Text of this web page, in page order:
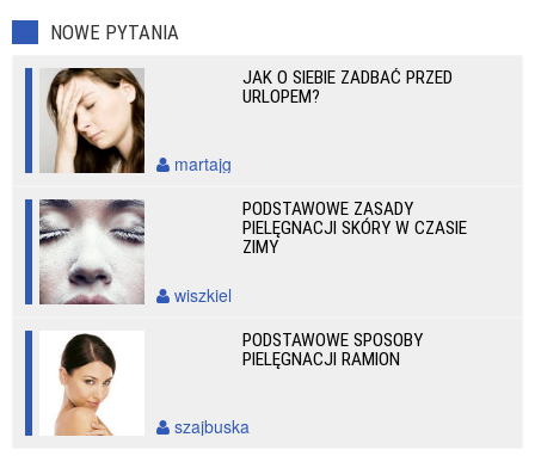
NOWE PYTANIA
JAK O SIEBIE ZADBAĆ PRZED
URLOPEM?
martajg
PODSTAWOWE ZASADY
PIELĘGNACJI SKÓRY W CZASIE
ZIMY
wiszkiel
PODSTAWOWE SPOSOBY
PIELĘGNACJI RAMION
szajbuska